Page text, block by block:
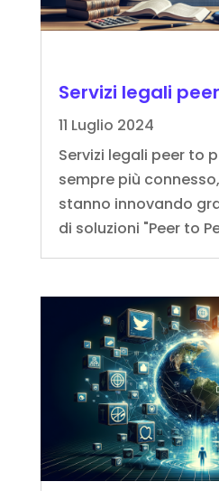
Servizi legali
11 Luglio 2024
Servizi legali peer to
sempre più
stanno innovando
di soluzioni "Peer to